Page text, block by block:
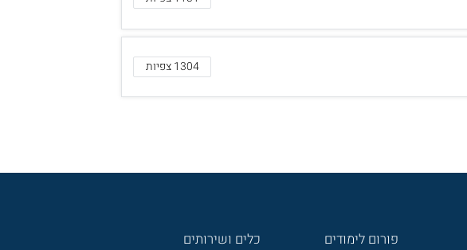
1304 צפיות
פורום לימודים כלים ושירותים